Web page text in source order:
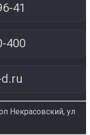
41
400
Некрасовский, ул